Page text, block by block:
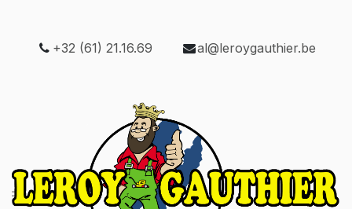
+32 (61) 21.16.69 al@leroygauthier.be